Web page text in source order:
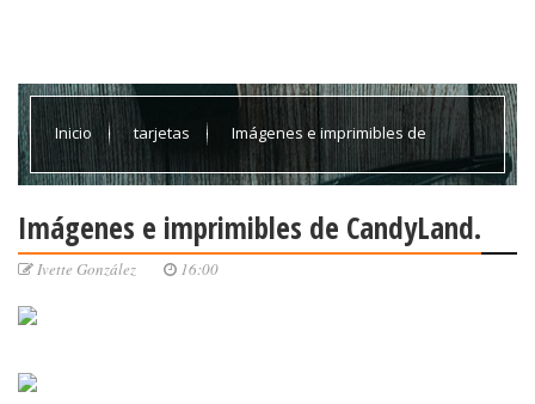
Inicio tarjetas Imágenes e imprimibles de
Imágenes e imprimibles de CandyLand.
Ivette González 16:00